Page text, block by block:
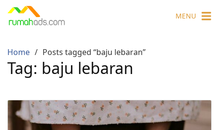
Skip
MENU
Home Posts tagged “baju lebaran”
Tag: baju lebaran